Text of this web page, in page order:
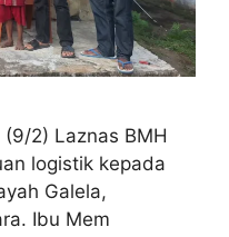
2) Laznas BMH
logistik kepada
Galela,
Ibu Mem